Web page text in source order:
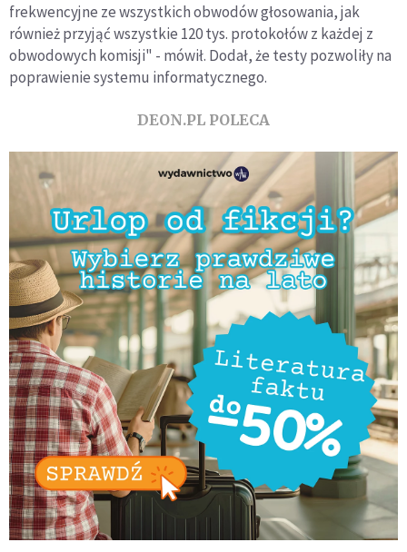
frekwencyjne ze wszystkich obwodów głosowania, jak
również przyjąć wszystkie 120 tys. protokołów z każdej z
obwodowych komisji" - mówił. Dodał, że testy pozwoliły na
poprawienie systemu informatycznego.
DEON.PL POLECA